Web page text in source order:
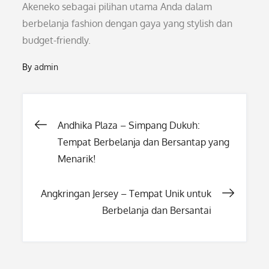
Akeneko sebagai pilihan utama Anda dalam
berbelanja fashion dengan gaya yang stylish dan
budget-friendly.
Byadmin
Post
navigation
Andhika Plaza – Simpang Dukuh:
Tempat Berbelanja dan Bersantap yang
Menarik!
Angkringan Jersey – Tempat Unik untuk
Berbelanja dan Bersantai